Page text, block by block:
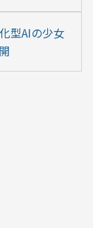
型AIの少⼥